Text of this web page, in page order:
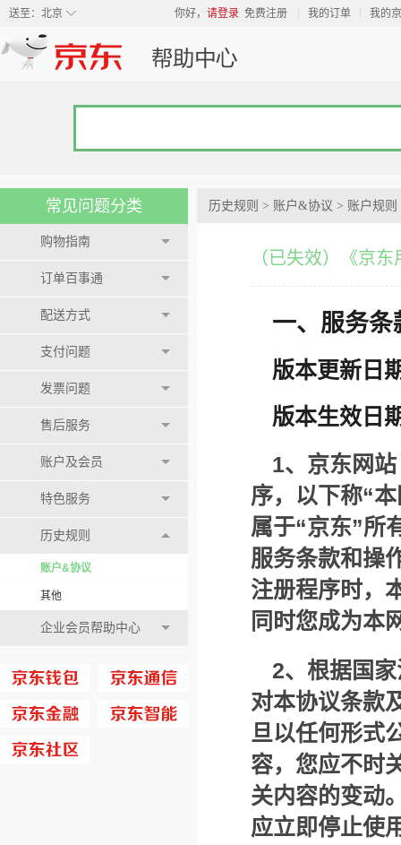
◇
送至： 北京 你好， 请登录 免费注册 我的订单 我的
常见问题分类
购物指南
订单百事通
配送方式
支付问题
发票问题
售后服务
账户及会员
特色服务
历史规则
账户&协议
其他
企业会员帮助中心
历史规则 > 账户&协议 > 账户规则
（已失效）《京
一、服务条
版本更新日
版本生效日
1、京东网
序，以下称“
属于“京东”所
服务条款和操
注册程序时，
同时您成为本
2、根据国
对本协议条款
旦以任何形式
容，您应不时
关内容的变动
应立即停止使